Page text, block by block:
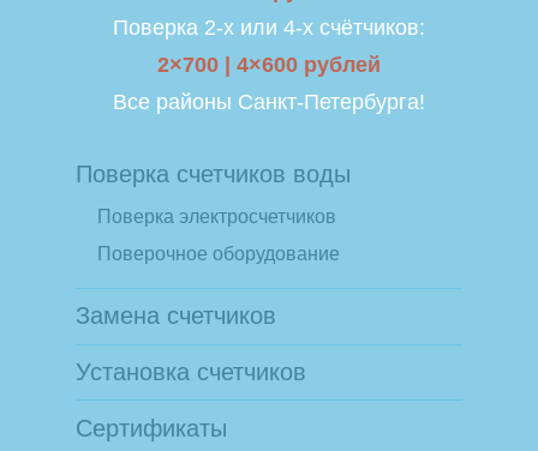
Поверка 2-х или 4-х счётчиков:
2×700 | 4×600 рублей
Все районы Санкт-Петербурга!
Поверка счетчиков воды
Поверка электросчетчиков
Поверочное оборудование
Замена счетчиков
Установка счетчиков
Сертификаты